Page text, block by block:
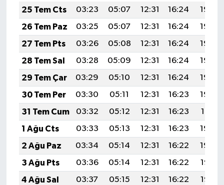
25 Tem Cts
03:23 05:07 12:31 16:24
19:46
26 Tem Paz
03:25 05:07 12:31 16:24
19:45
27 Tem Pts
03:26 05:08 12:31 16:24
19:44
28 Tem Sal
03:28 05:09 12:31 16:24
19:43
29 Tem Çar
03:29 05:10 12:31 16:24
19:43
30 Tem Per
03:30 05:11 12:31 16:23
19:42
31 Tem Cum
03:32 05:12 12:31 16:23
19:41
1 Ağu Cts
03:33 05:13 12:31 16:23
19:40
2 Ağu Paz
03:34 05:14 12:31 16:22
19:39
3 Ağu Pts
03:36 05:14 12:31 16:22
19:38
4 Ağu Sal
03:37 05:15 12:31 16:22
19:36